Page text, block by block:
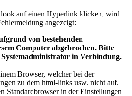
auf einen Hyperlink klicken, wird
angezeigt:
von bestehenden
Computer abgebrochen. Bitte
Systemadministrator in Verbindung.
Browser, welcher bei der
zu dem html-links usw. nicht auf.
Standardbrowser in der Einstellungen